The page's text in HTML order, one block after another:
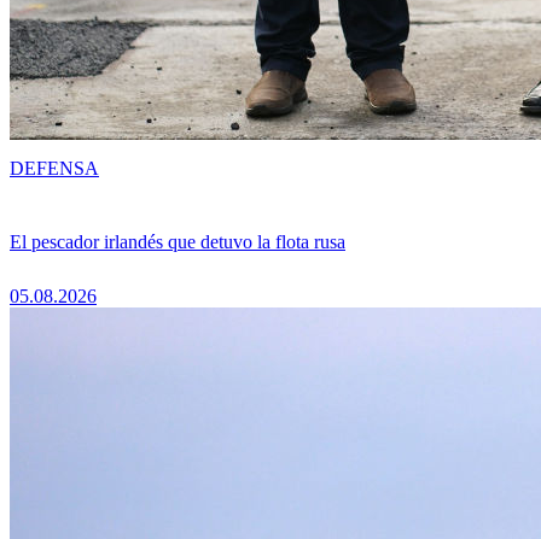
El pescador irlandés que detuvo la flota rusa
05.08.2026
DEFENSA